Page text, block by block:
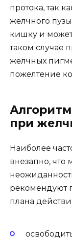
протока, так
желчного
кишку и
таком случае
желчных
пожелтение
при
Наиболее
внезапно, что
рекомендуют
плана